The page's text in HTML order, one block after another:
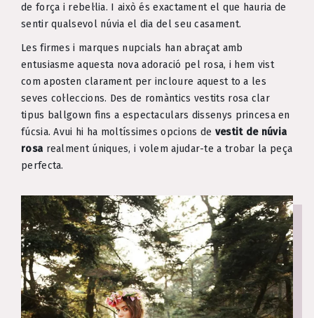
de força i rebel·lia. I això és exactament el que hauria de
sentir qualsevol núvia el dia del seu casament.
Les firmes i marques nupcials han abraçat amb
entusiasme aquesta nova adoració pel rosa, i hem vist
com aposten clarament per incloure aquest to a les
seves col·leccions. Des de romàntics vestits rosa clar
tipus ballgown fins a espectaculars dissenys princesa en
fúcsia. Avui hi ha moltíssimes opcions de vestit de núvia
rosa realment úniques, i volem ajudar-te a trobar la peça
perfecta.